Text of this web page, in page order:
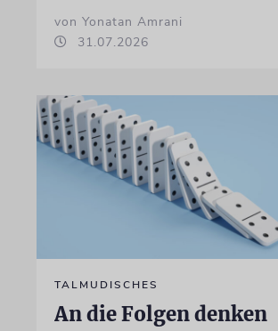
von Yonatan Amrani
31.07.2026
TALMUDISCHES
An die Folgen denken